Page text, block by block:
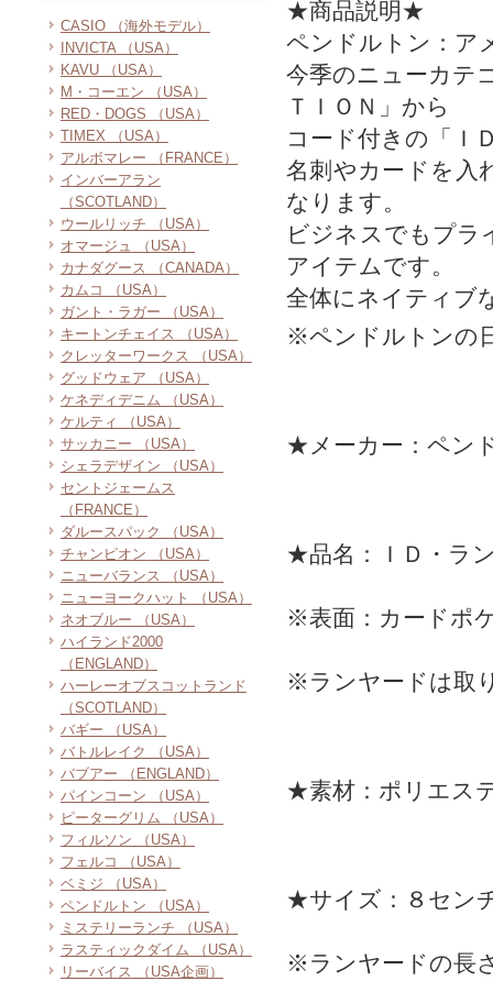
CASIO （海外モデル）
INVICTA （USA）
KAVU （USA）
M・コーエン （USA）
RED・DOGS （USA）
TIMEX （USA）
アルボマレー （FRANCE）
インバーアラン
（SCOTLAND）
ウールリッチ （USA）
オマージュ （USA）
カナダグース （CANADA）
カムコ （USA）
ガント・ラガー （USA）
キートンチェイス （USA）
クレッターワークス （USA）
グッドウェア （USA）
ケネディデニム （USA）
ケルティ （USA）
サッカニー （USA）
シェラデザイン （USA）
セントジェームス
（FRANCE）
ダルースパック （USA）
チャンピオン （USA）
ニューバランス （USA）
ニューヨークハット （USA）
ネオブルー （USA）
ハイランド2000
（ENGLAND）
ハーレーオブスコットランド
（SCOTLAND）
バギー （USA）
バトルレイク （USA）
バブアー （ENGLAND）
パインコーン （USA）
ピーターグリム （USA）
フィルソン （USA）
フェルコ （USA）
ベミジ （USA）
ペンドルトン （USA）
ミステリーランチ （USA）
ラスティックダイム （USA）
リーバイス （USA企画）
★商品説明★
ペンドルトン：ア
今季のニューカテ
ＴＩＯＮ」から
コード付きの「Ｉ
名刺やカードを入
なります。
ビジネスでもプラ
アイテムです。
全体にネイティブ
※ペンドルトンの
★メーカー：ペン
★品名：ＩＤ・ラ
※表面：カードポ
※ランヤードは取
★素材：ポリエス
★サイズ：８セン
※ランヤードの長